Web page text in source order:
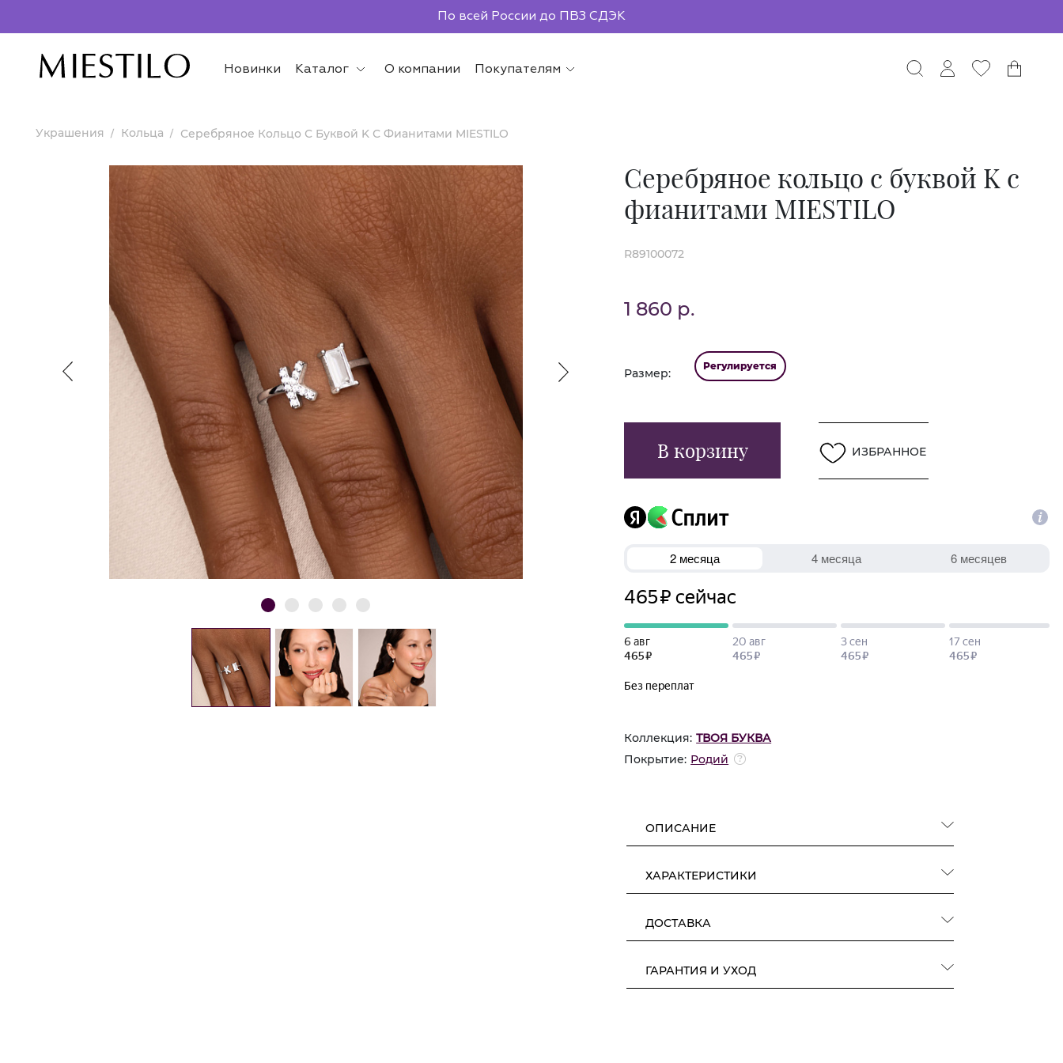
По всей России до ПВЗ СДЭК
Новинки Каталог О компании Покупателям
Украшения Кольца Серебряное Кольцо С Буквой K С Фианитами MIESTILO
Серебряное кольцо с буквой K с
фианитами MIESTILO
R89100072
1 860 р.
Размер:
Регулируется
В корзину ИЗБРАННОЕ
Коллекция: ТВОЯ БУКВА
Покрытие: Родий
ОПИСАНИЕ
ХАРАКТЕРИСТИКИ
ДОСТАВКА
ГАРАНТИЯ И УХОД